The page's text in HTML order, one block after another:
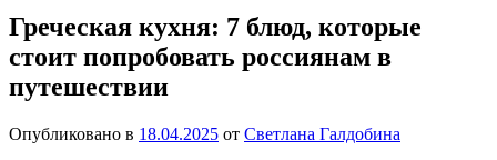
Греческая кухня: 7 блюд, которые
стоит попробовать россиянам в
путешествии
Опубликовано в 18.04.2025 от Светлана Галдобина